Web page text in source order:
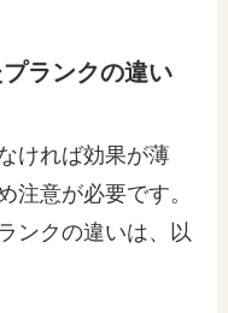
ランクの違い
ければ効果が薄
注意が必要です。
ンクの違いは、以